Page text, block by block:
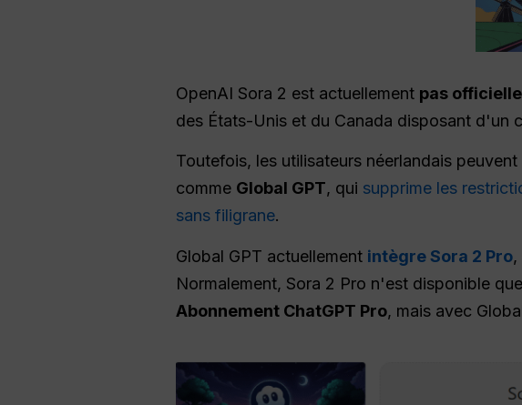
OpenAI Sora 2 est actuellement pas
des États-Unis et du Canada disposant d'un
Toutefois, les utilisateurs néerlandais
comme Global GPT, qui supprime les
sans filigrane.
Global GPT actuellement intègre Sora 2 Pro
Normalement, Sora 2 Pro n'est disponible
Abonnement ChatGPT Pro, mais avec